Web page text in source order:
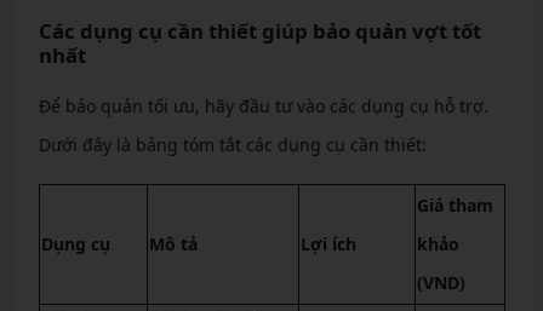
Các dụng cụ cần thiết giúp bảo quản vợt tốt
nhất
Để bảo quản tối ưu, hãy đầu tư vào các dụng cụ hỗ trợ.
Dưới đây là bảng tóm tắt các dụng cụ cần thiết:
Dụng cụ Mô tả Lợi ích
Giá tham
khảo
(VND)